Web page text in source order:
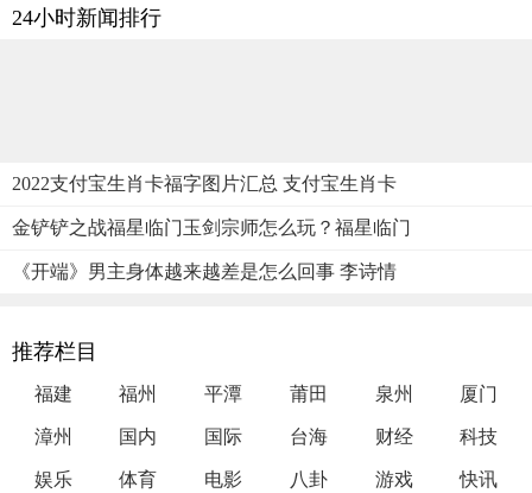
24小时新闻排行
2022支付宝生肖卡福字图片汇总 支付宝生肖卡
金铲铲之战福星临门玉剑宗师怎么玩？福星临门
《开端》男主身体越来越差是怎么回事 李诗情
推荐栏目
福建 福州 平潭 莆田 泉州 厦门
漳州 国内 国际 台海 财经 科技
娱乐 体育 电影 八卦 游戏 快讯